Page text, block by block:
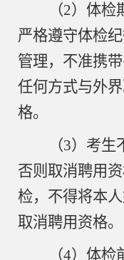
（2）体检
严格遵守体检
管理，不准携
任何方式与外
格。
（3）考生
否则取消聘用
检，不得将本
取消聘用资格。
（4）体检